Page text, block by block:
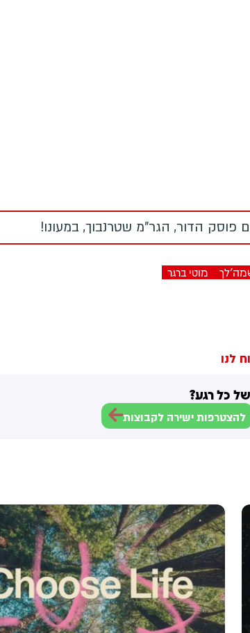
פוסק הדור, הגר"מ שטרנבוך, במעונו!
מוטי ברגר
לנו
כל רגע?
להצטרפות ישירה לקבוצות